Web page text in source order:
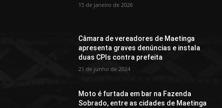
15 de janeiro de 2026
Câmara de vereadores de Maetinga
apresenta graves denúncias e instala
duas CPIs contra prefeita
21 de junho de 2024
Moto é furtada em bar na Fazenda
Sobrado, entre as cidades de Maetinga